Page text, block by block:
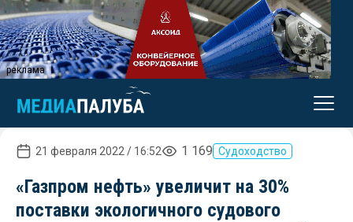
реклама
21 февраля 2022 / 16:52 1 169 Судоходство
«Газпром нефть» увеличит на 30%
поставки экологичного судового